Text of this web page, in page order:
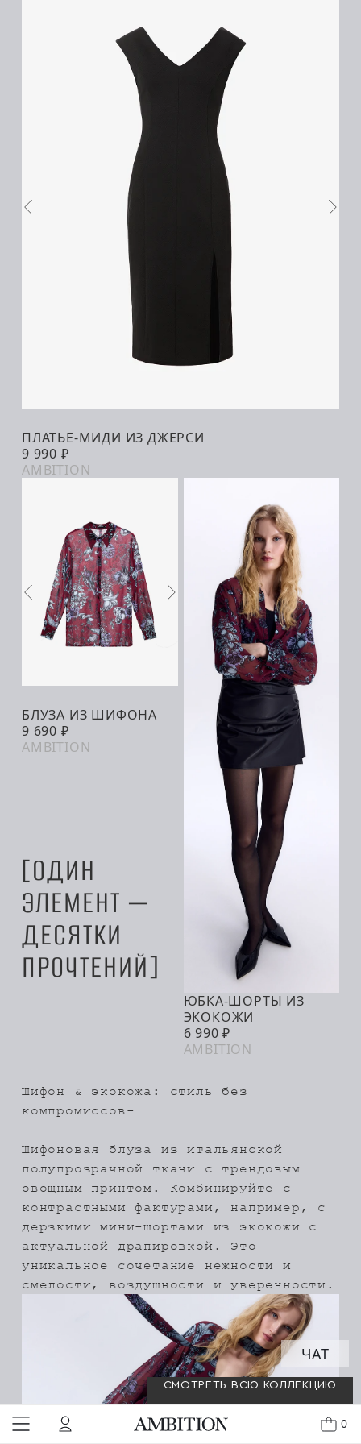
0
ПЛАТЬЕ-МИДИ ИЗ ДЖЕРСИ
9 990 ₽
AMBITION
ОДИН
ЭЛЕМЕНТ —
ДЕСЯТКИ
ПРОЧТЕНИЙ
Шифон & экокожа: стиль без
компромиссов-
Шифоновая блуза из итальянской
полупрозрачной ткани с трендовым
овощным принтом. Комбинируйте с
контрастными фактурами, например, с
дерзкими мини-шортами из экокожи с
актуальной драпировкой. Это
уникальное сочетание нежности и
смелости, воздушности и уверенности.
В КОРЗИНУ
БЛУЗА ИЗ ШИФОНА
9 690 ₽
AMBITION
В КОРЗИНУ
ЮБКА-ШОРТЫ ИЗ
ЭКОКОЖИ
6 990 ₽
AMBITION
СМОТРЕТЬ ВСЮ КОЛЛЕКЦИЮ
ЧАТ